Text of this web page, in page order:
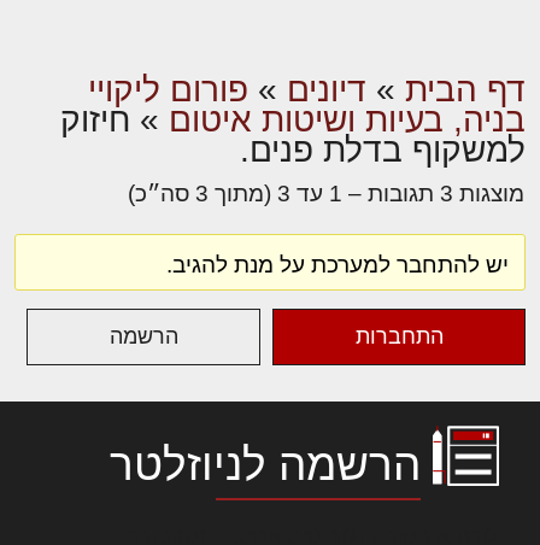
דף הבית » דיונים » פורום ליקויי
בניה, בעיות ושיטות איטום » חיזוק
למשקוף בדלת פנים.
מוצגות 3 תגובות – 1 עד 3 (מתוך 3 סה״כ)
יש להתחבר למערכת על מנת להגיב.
התחברות הרשמה
הרשמה לניוזלטר